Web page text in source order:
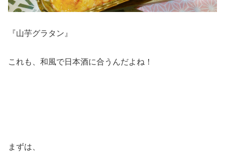
『山芋グラタン』
これも、和風で日本酒に合うんだよね！
まずは、